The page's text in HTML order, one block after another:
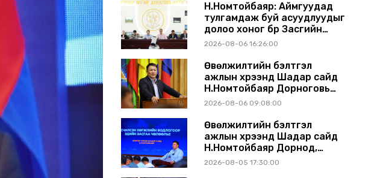
Н.Номтойбаяр: Аймгуудад
тулгамдаж буй асуудлуудыг
долоо хоног бүр Засгийн
газрын хуралдаанд
2026-08-06 16:26:00
Өвөлжилтийн бэлтгэл
ажлын хүрээнд Шадар сайд
Н.Номтойбаяр Дорноговь
аймагт ажиллав
2026-08-06 09:08:00
Өвөлжилтийн бэлтгэл
ажлын хүрээнд Шадар сайд
Н.Номтойбаяр Дорнод,
Сүхбаатар аймагт ажиллав
2026-08-05 17:30:00